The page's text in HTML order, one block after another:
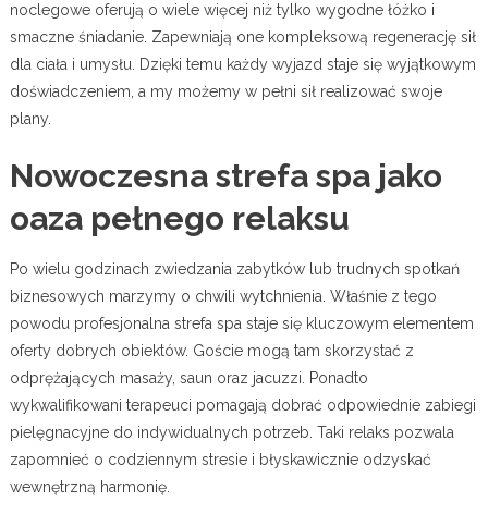
noclegowe oferują o wiele więcej niż tylko wygodne łóżko i
smaczne śniadanie. Zapewniają one kompleksową regenerację sił
dla ciała i umysłu. Dzięki temu każdy wyjazd staje się wyjątkowym
doświadczeniem, a my możemy w pełni sił realizować swoje
plany.
Nowoczesna strefa spa jako
oaza pełnego relaksu
Po wielu godzinach zwiedzania zabytków lub trudnych spotkań
biznesowych marzymy o chwili wytchnienia. Właśnie z tego
powodu profesjonalna strefa spa staje się kluczowym elementem
oferty dobrych obiektów. Goście mogą tam skorzystać z
odprężających masaży, saun oraz jacuzzi. Ponadto
wykwalifikowani terapeuci pomagają dobrać odpowiednie zabiegi
pielęgnacyjne do indywidualnych potrzeb. Taki relaks pozwala
zapomnieć o codziennym stresie i błyskawicznie odzyskać
wewnętrzną harmonię.